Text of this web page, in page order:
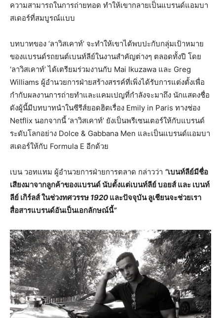
ความสามารถในการถ่ายทอด ทำให้เขากลายเป็นแบรนด์แอมบา
สเดอร์ที่สมบูรณ์แบบ
บทบาทของ ‘ลาวิสเคาท์’ จะทำให้เขาได้พบปะกับกลุ่มเป้าหมาย
ของแบรนด์รถยนต์เบนท์ลีย์ในงานสำคัญต่างๆ ตลอดทั้งปี โดย
‘ลาวิสเคาท์’ ได้เตรียมร่วมงานกับ Mai Ikuzawa และ Greg
Williams ผู้อำนวยการฝ่ายสร้างสรรค์ที่เพิ่งได้รับการแต่งตั้งเพื่อ
กำกับผลงานการถ่ายทำและแคมเปญที่กำลังจะมาถึง นักแสดงชื่อ
ดังผู้นี้มีบทบาทนำในซีรีส์ยอดฮิตเรื่อง Emily in Paris ทางช่อง
Netflix นอกจากนี้ ‘ลาวิสเคาท์’ ยังเป็นพรีเซนเตอร์ให้กับแบรนด์
ระดับโลกอย่าง Dolce & Gabbana Men และเป็นแบรนด์แอมบา
สเดอร์ให้กับ Formula E อีกด้วย
เบน วอทแทม ผู้อำนวยการฝ่ายการตลาด กล่าวว่า “เบนท์ลีย์มีชื่อ
เสียงมาจากลูกค้าของแบรนด์ นับตั้งแต่เบนท์ลีย์บอยส์ และ เบนท์
ลีย์ เกิร์ลส์ในช่วงทศวรรษ 1920 และปัจจุบัน ลูเชียนจะช่วยเรา
สื่อสารแบรนด์อันเป็นเอกลักษณ์นี้”